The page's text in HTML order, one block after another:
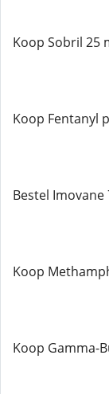
Koop Sobril 25
Koop Fentanyl
Bestel
Koop
Koop Gamma-